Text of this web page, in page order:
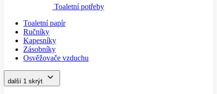
Toaletní potřeby
Toaletní papír
Ručníky
Kapesníky
Zásobníky
Osvěžovače vzduchu
další 1 skrýt